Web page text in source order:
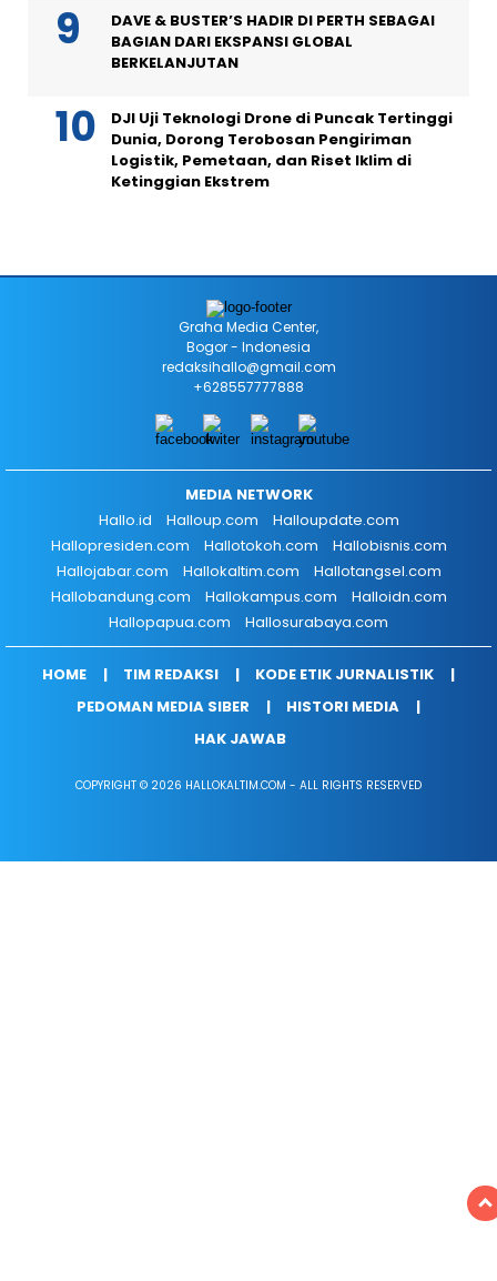
DAVE & BUSTER’S HADIR DI PERTH SEBAGAI
BAGIAN DARI EKSPANSI GLOBAL
BERKELANJUTAN
DJI Uji Teknologi Drone di Puncak Tertinggi
Dunia, Dorong Terobosan Pengiriman
Logistik, Pemetaan, dan Riset Iklim di
Ketinggian Ekstrem
Graha Media Center,
Bogor - Indonesia
redaksihallo@gmail.com
+628557777888
MEDIA NETWORK
Hallo.id
Halloup.com
Halloupdate.com
Hallopresiden.com
Hallotokoh.com
Hallobisnis.com
Hallojabar.com
Hallokaltim.com
Hallotangsel.com
Hallobandung.com
Hallokampus.com
Halloidn.com
Hallopapua.com
Hallosurabaya.com
HOME TIM REDAKSI
KODE ETIK JURNALISTIK
PEDOMAN MEDIA SIBER
HISTORI MEDIA
HAK JAWAB
COPYRIGHT © 2026 HALLOKALTIM.COM - ALL RIGHTS RESERVED